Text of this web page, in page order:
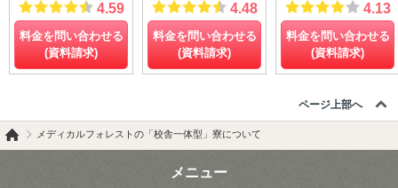
4.59
料金を問い合わせる
(資料請求)
4.48
料金を問い合わせる
(資料請求)
4.13
料金を問い合わせる
(資料請求)
ページ上部へ
メディカルフォレストの「校舎一体型」寮について
メニュー